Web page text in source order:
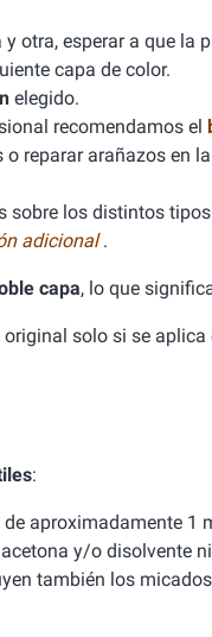
y otra, esperar a que la
capa de color.
elegido.
recomendamos el
o reparar arañazos en
sobre los distintos
adicional.
capa, lo que
solo si se
:
aproximadamente 1
y/o disolvente
también los